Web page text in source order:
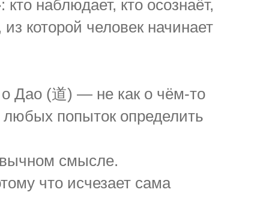
наблюдает, кто осознаёт,
которой человек начинает
о Дао (道) — не как о чём-то
попыток определить
смысле.
что исчезает сама